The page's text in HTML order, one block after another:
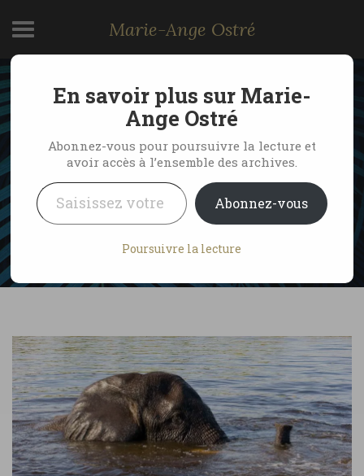
Marie-Ange Ostré
Botswana, le spa des
éléphants dans
l’Okavango
En savoir plus sur Marie-
Ange Ostré
Abonnez-vous pour poursuivre la lecture et
avoir accès à l’ensemble des archives.
Saisissez votre adresse e-mail…
Abonnez-vous
Poursuivre la lecture